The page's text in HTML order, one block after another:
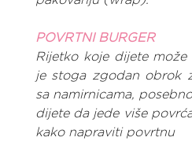
POVRTNI BURGER
Rijetko koje dijete
je stoga zgodan obrok
sa namirnicama,
dijete da jede više
kako napraviti povrtnu